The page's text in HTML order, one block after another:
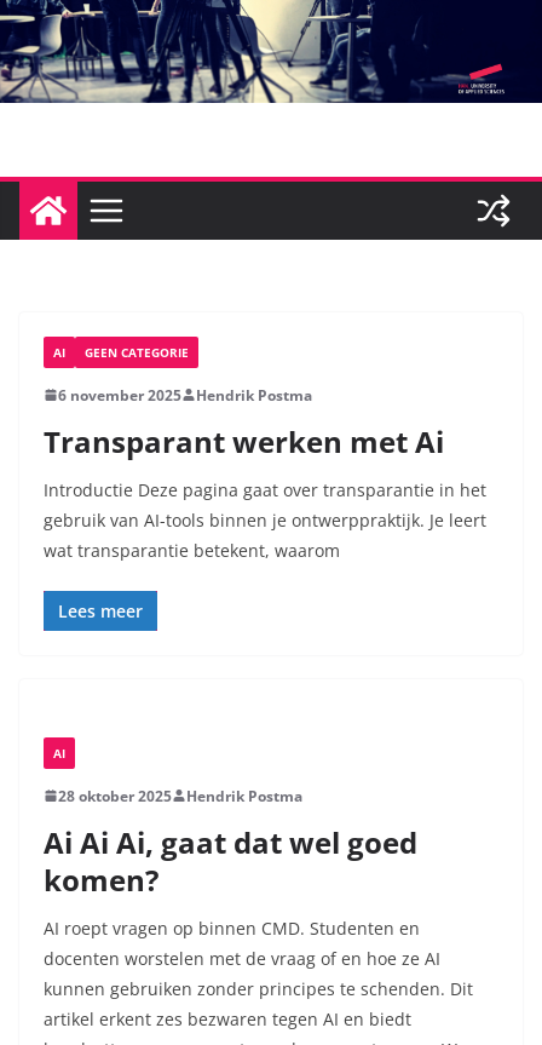
Ga
naar
de
AI GEEN CATEGORIE
6 november 2025 Hendrik Postma
Transparant werken met Ai
Introductie Deze pagina gaat over transparantie in het
gebruik van AI-tools binnen je ontwerppraktijk. Je leert
wat transparantie betekent, waarom
Lees meer
AI
28 oktober 2025 Hendrik Postma
Ai Ai Ai, gaat dat wel goed
komen?
AI roept vragen op binnen CMD. Studenten en
docenten worstelen met de vraag of en hoe ze AI
kunnen gebruiken zonder principes te schenden. Dit
artikel erkent zes bezwaren tegen AI en biedt